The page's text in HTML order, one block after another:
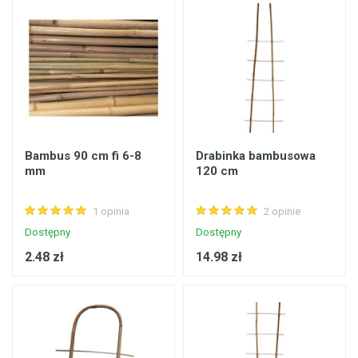
Bambus 90 cm fi 6-8
mm
1 opinia
Dostępny
2.48 zł
Drabinka bambusowa
120 cm
2 opinie
Dostępny
14.98 zł